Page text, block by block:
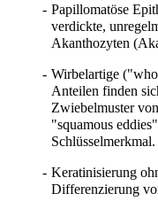
- Papillomatöse
verdickte,
Akanthozyten
- Wirbelartige
Anteilen finden
Zwiebelmuster
"squamous
Schlüsselmerkmal.
- Keratinisierung
Differenzierung